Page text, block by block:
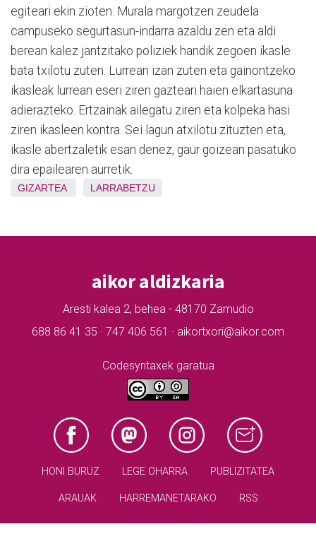
egiteari ekin zioten. Murala margotzen zeudela
campuseko segurtasun-indarra azaldu zen eta aldi
berean kalez jantzitako poliziek handik zegoen ikasle
bata txilotu zuten. Lurrean izan zuten eta gainontzeko
ikasleak lurrean eseri ziren gazteari haien elkartasuna
adierazteko. Ertzainak ailegatu ziren eta kolpeka hasi
ziren ikasleen kontra. Sei lagun atxilotu zituzten eta,
ikasle abertzaletik esan denez, gaur goizean pasatuko
dira epailearen aurretik.
GIZARTEA LARRABETZU
aikor aldizkaria
Aresti kalea 2, behea - 48170 Zamudio
688 86 41 35 · 747 406 561 · aikortxori@aikor.com
Codesyntaxek garatua
HONI BURUZ LEGE OHARRA PUBLIZITATEA
ARAUAK HARREMANETARAKO RSS